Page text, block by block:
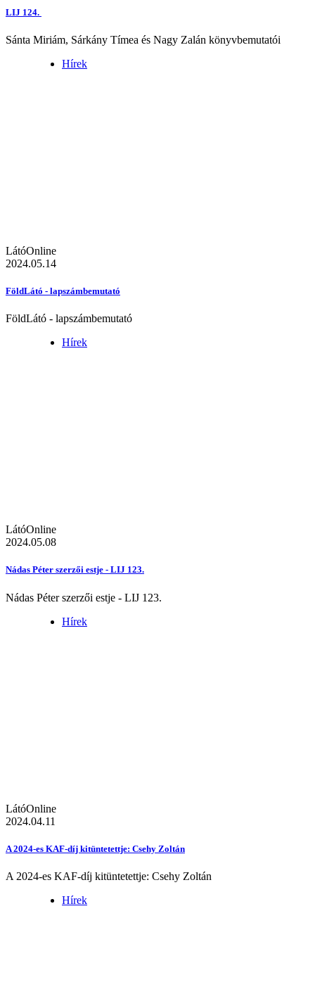
LIJ 124.
Sánta Miriám, Sárkány Tímea és Nagy Zalán könyvbemutatói
Hírek
LátóOnline
2024.05.14
FöldLátó - lapszámbemutató
FöldLátó - lapszámbemutató
Hírek
LátóOnline
2024.05.08
Nádas Péter szerzői estje - LIJ 123.
Nádas Péter szerzői estje - LIJ 123.
Hírek
LátóOnline
2024.04.11
A 2024-es KAF-díj kitüntetettje: Csehy Zoltán
A 2024-es KAF-díj kitüntetettje: Csehy Zoltán
Hírek